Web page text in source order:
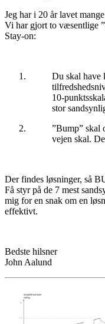
Jeg har i 20 år lavet
Vi har gjort to væsentlige
Stay-on:
Du skal have
10-
stor
”Bump” skal
vejen skal.
Der findes løsninger, så
Få styr på de 7 mest
mig for en snak om en
effektivt.
Bedste hilsner
John Aalund